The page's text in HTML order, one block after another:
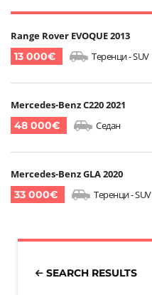
Range Rover EVOQUE 2013
13 000€
Теренци - SUV
Mercedes-Benz C220 2021
48 000€
Седан
Mercedes-Benz GLA 2020
33 000€
Теренци - SUV
SEARCH RESULTS